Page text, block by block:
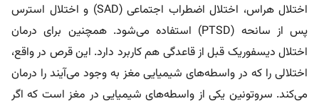
اختلال هراس، اختلال اضطراب اجتماعی (SAD) و اختلال استرس
پس از سانحه (PTSD) استفاده می‌شود. همچنین برای درمان
اختلال دیسفوریک قبل از قاعدگی هم کاربرد دارد. این قرص در واقع،
اختلالی را که در واسطه‌های شیمیایی مغز به وجود می‌آیند را درمان
می‌کند. سروتونین یکی از واسطه‌های شیمیایی در مغز است که اگر